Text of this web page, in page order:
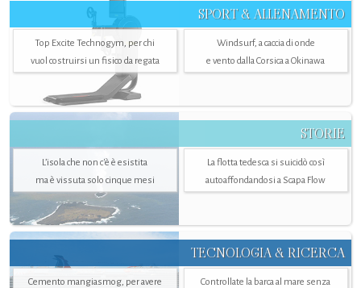
SPORT & ALLENAMENTO
Top Excite Technogym, per chi
vuol costruirsi un fisico da regata
Windsurf, a caccia di onde
e vento dalla Corsica a Okinawa
STORIE
L’isola che non c'è è esistita
ma è vissuta solo cinque mesi
La flotta tedesca si suicidò così
autoaffondandosi a Scapa Flow
TECNOLOGIA & RICERCA
Cemento mangiasmog, per avere
Controllate la barca al mare senza